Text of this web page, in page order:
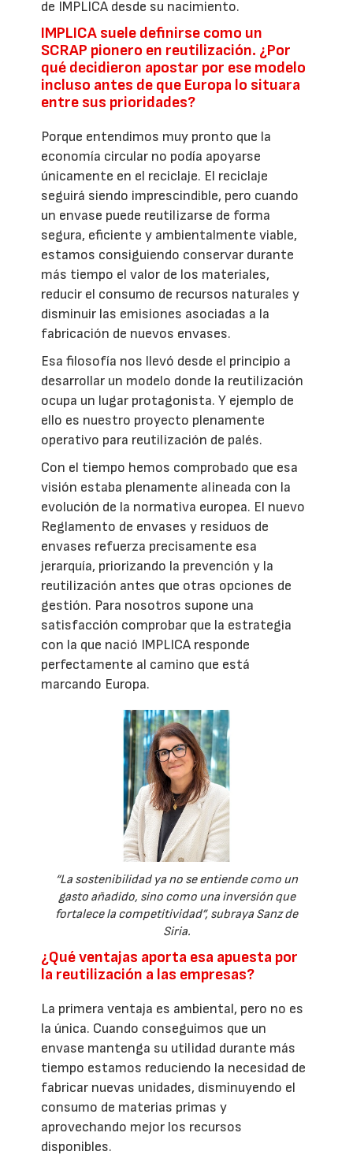
de IMPLICA desde su nacimiento.
IMPLICA suele definirse como un
SCRAP pionero en reutilización. ¿Por
qué decidieron apostar por ese modelo
incluso antes de que Europa lo situara
entre sus prioridades?
Porque entendimos muy pronto que la
economía circular no podía apoyarse
únicamente en el reciclaje. El reciclaje
seguirá siendo imprescindible, pero cuando
un envase puede reutilizarse de forma
segura, eficiente y ambientalmente viable,
estamos consiguiendo conservar durante
más tiempo el valor de los materiales,
reducir el consumo de recursos naturales y
disminuir las emisiones asociadas a la
fabricación de nuevos envases.
Esa filosofía nos llevó desde el principio a
desarrollar un modelo donde la reutilización
ocupa un lugar protagonista. Y ejemplo de
ello es nuestro proyecto plenamente
operativo para reutilización de palés.
Con el tiempo hemos comprobado que esa
visión estaba plenamente alineada con la
evolución de la normativa europea. El nuevo
Reglamento de envases y residuos de
envases refuerza precisamente esa
jerarquía, priorizando la prevención y la
reutilización antes que otras opciones de
gestión. Para nosotros supone una
satisfacción comprobar que la estrategia
con la que nació IMPLICA responde
perfectamente al camino que está
marcando Europa.
“La sostenibilidad ya no se entiende como un
gasto añadido, sino como una inversión que
fortalece la competitividad”, subraya Sanz de
Siria.
¿Qué ventajas aporta esa apuesta por
la reutilización a las empresas?
La primera ventaja es ambiental, pero no es
la única. Cuando conseguimos que un
envase mantenga su utilidad durante más
tiempo estamos reduciendo la necesidad de
fabricar nuevas unidades, disminuyendo el
consumo de materias primas y
aprovechando mejor los recursos
disponibles.